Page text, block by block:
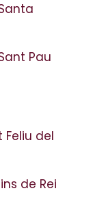
Pau
del
de Rei